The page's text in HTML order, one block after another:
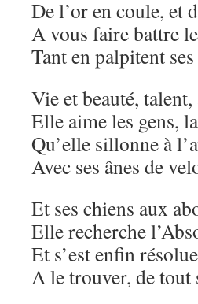
De l’or en coule, et
A vous faire battre
Tant en palpitent
Vie et beauté,
Elle aime les gens,
Qu’elle sillonne à
Avec ses ânes de
Et ses chiens aux
Elle recherche
Et s’est enfin résolue
A le trouver, de tout